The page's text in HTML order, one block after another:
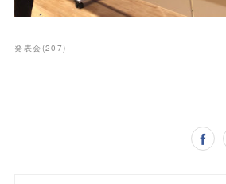
発表会(207)